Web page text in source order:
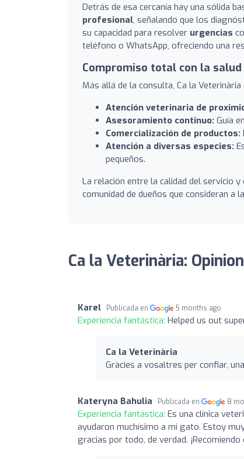
Detrás de esa cercanía hay una sólida
profesional, señalando que los
su capacidad para resolver urgencias
teléfono o WhatsApp, ofreciendo una
Compromiso total con la
Más allá de la consulta, Ca la
Atención veterinaria de
Asesoramiento continuo: Guía
Comercialización de productos:
Atención a diversas especies:
pequeños.
La relación entre la calidad del servicio
comunidad de dueños que consideran a
Ca la Veterinària:
Karel Publicada en 5 months ago
Experiencia fantástica: Helped us out
Ca la Veterinària
Gràcies a vosaltres per confiar,
Kateryna Bahulia Publicada en 8
Experiencia fantástica: Es una clínica
ayudaron muchísimo a mi gato. Estoy
gracias por todo, de verdad.